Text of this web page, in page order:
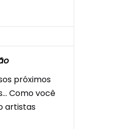
Programa de Compliance
próximos
Como você
artistas